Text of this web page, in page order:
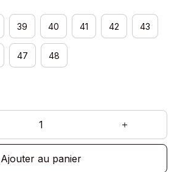
39 40 41 42 43
47 48
Ajouter au panier